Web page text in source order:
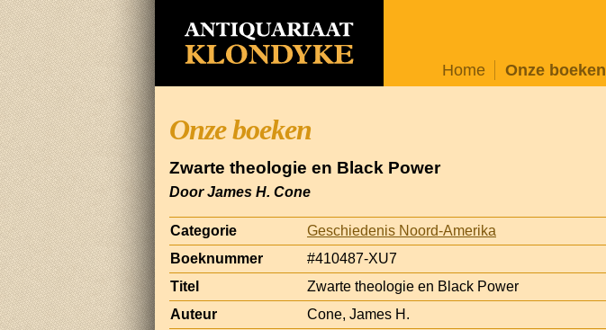
Home Onze boeken
Onze boeken
Zwarte theologie en Black Power
Door James H. Cone
Categorie
Geschiedenis Noord-Amerika
Boeknummer
#410487-XU7
Titel
Zwarte theologie en Black Power
Auteur
Cone, James H.